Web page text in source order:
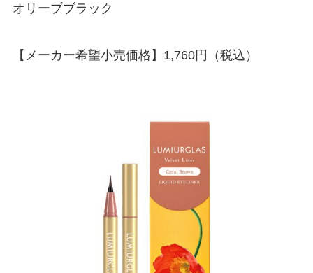
オリーブブラック
【メーカー希望小売価格】1,760円（税込）